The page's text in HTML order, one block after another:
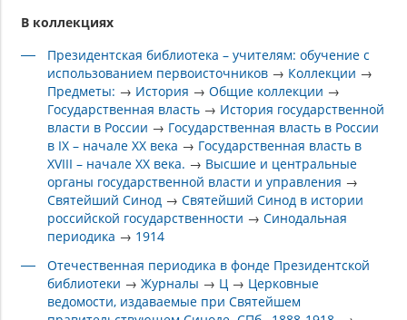
В коллекциях
Президентская библиотека – учителям: обучение с
использованием первоисточников → Коллекции →
Предметы: → История →Общие коллекции →
Государственная власть → История государственной
власти в России → Государственная власть в России
в IX – начале XX века → Государственная власть в
XVIII – начале XX века. → Высшие и центральные
органы государственной власти и управления →
Святейший Синод →Святейший Синод в истории
российской государственности →Синодальная
периодика → 1914
Отечественная периодика в фонде Президентской
библиотеки →Журналы → Ц → Церковные
ведомости, издаваемые при Святейшем